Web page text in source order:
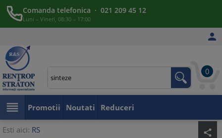
Comanda telefonica · 021 209 45 12
Luni – Vineri, 08:30 – 17:00

0
 Promotii Noutati Reduceri
Esti aici: RS share